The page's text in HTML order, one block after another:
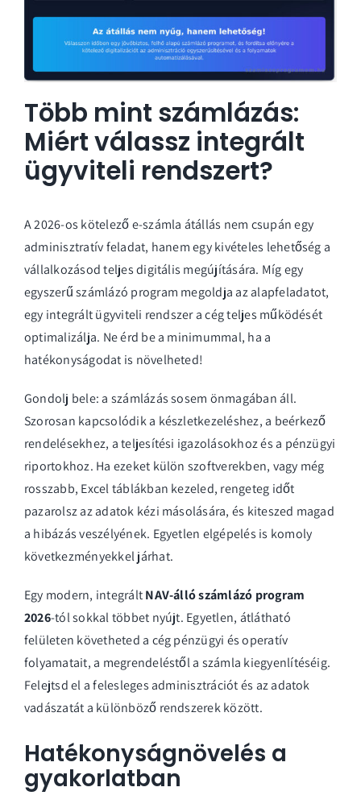
Több mint számlázás:
Miért válassz integrált
ügyviteli rendszert?
A 2026-os kötelező e-számla átállás nem csupán egy
adminisztratív feladat, hanem egy kivételes lehetőség a
vállalkozásod teljes digitális megújítására. Míg egy
egyszerű számlázó program megoldja az alapfeladatot,
egy integrált ügyviteli rendszer a cég teljes működését
optimalizálja. Ne érd be a minimummal, ha a
hatékonyságodat is növelheted!
Gondolj bele: a számlázás sosem önmagában áll.
Szorosan kapcsolódik a készletkezeléshez, a beérkező
rendelésekhez, a teljesítési igazolásokhoz és a pénzügyi
riportokhoz. Ha ezeket külön szoftverekben, vagy még
rosszabb, Excel táblákban kezeled, rengeteg időt
pazarolsz az adatok kézi másolására, és kiteszed magad
a hibázás veszélyének. Egyetlen elgépelés is komoly
következményekkel járhat.
Egy modern, integráltNAV-álló számlázó program
2026-tól sokkal többet nyújt. Egyetlen, átlátható
felületen követheted a cég pénzügyi és operatív
folyamatait, a megrendeléstől a számla kiegyenlítéséig.
Felejtsd el a felesleges adminisztrációt és az adatok
vadászatát a különböző rendszerek között.
Hatékonyságnövelés a
gyakorlatban